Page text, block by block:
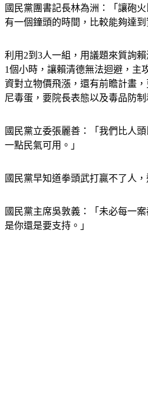
國民黨團書記長林為洲：「讓砲
有一個鐘頭的時間，比較能夠達到
利用2到3人一組，用議題來質詢
1個小時，讓賴清德無法迴避，主
資對立物價飛漲，還有前瞻計畫
尼毒蛋，要院長表態以及毒品防制
國民黨立委張麗善：「我們比人
一點民氣可用。」
國民黨早知道拳頭武打贏不了人
國民黨主席吳敦義：「未必每一
是你還是要支持。」